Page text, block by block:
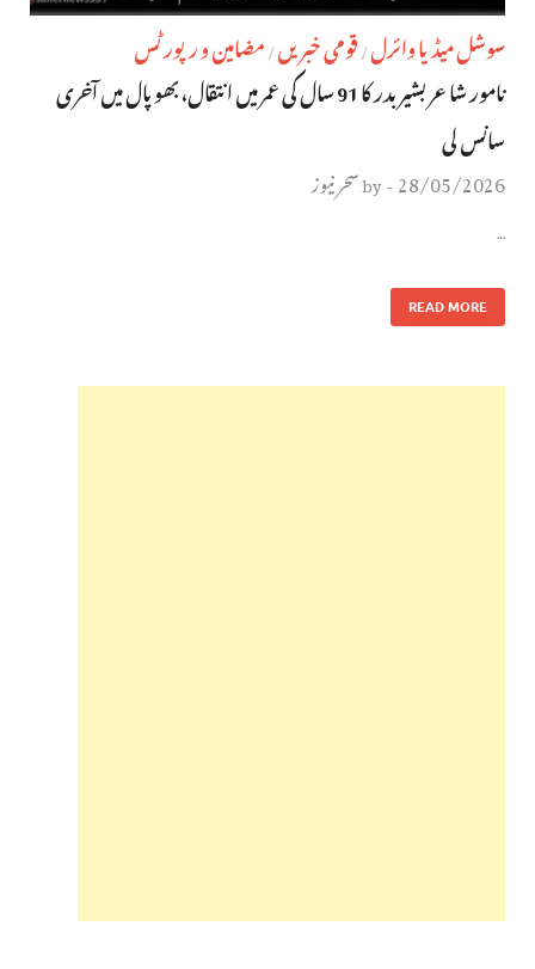
سوشل میڈیا وائرل / قومی خبریں / مضامین و رپورٹس
نامور شاعر بشیر بدر کا 91 سال کی عمر میں انتقال، بھوپال میں آخری
سانس لی
28/05/2026
-
byسحر نیوز
…
READ MORE